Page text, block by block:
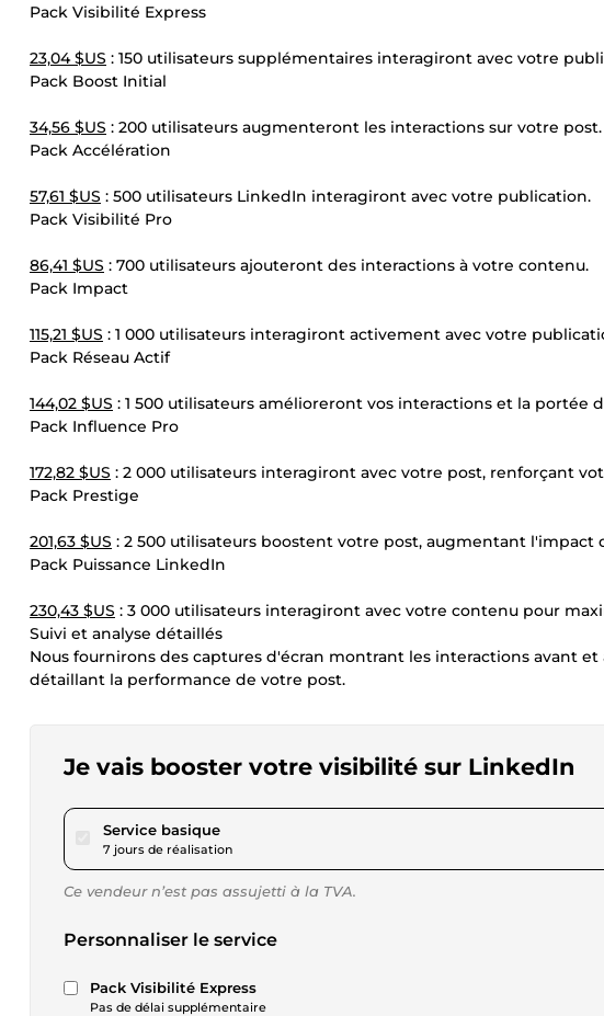
Pack Visibilité Express
23,04 $US : 150 utilisateurs supplémentaires interagiront avec votre
Pack Boost Initial
34,56 $US : 200 utilisateurs augmenteront les interactions sur votre post.
Pack Accélération
57,61 $US : 500 utilisateurs LinkedIn interagiront avec votre publication.
Pack Visibilité Pro
86,41 $US : 700 utilisateurs ajouteront des interactions à votre contenu.
Pack Impact
115,21 $US : 1 000 utilisateurs interagiront activement avec votre
Pack Réseau Actif
144,02 $US : 1 500 utilisateurs amélioreront vos interactions et la portée
Pack Influence Pro
172,82 $US : 2 000 utilisateurs interagiront avec votre post, renforçant
Pack Prestige
201,63 $US : 2 500 utilisateurs boostent votre post, augmentant
Pack Puissance LinkedIn
230,43 $US : 3 000 utilisateurs interagiront avec votre contenu pour
Suivi et analyse détaillés
Nous fournirons des captures d'écran montrant les interactions avant
détaillant la performance de votre post.
Je vais booster votre visibilité sur LinkedIn
Service basiquepour 17,28 $US
7 jours de réalisation
Ce vendeur n’est pas assujetti à la TVA.
Personnaliser le service
Pack Visibilité Express
Pas de délai supplémentaire